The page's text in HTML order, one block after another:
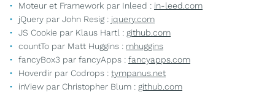
Moteur et Framework par Inleed : in-leed.com
jQuery par John Resig : jquery.com
JS Cookie par Klaus Hartl : github.com
countTo par Matt Huggins : mhuggins
fancyBox3 par fancyApps : fancyapps.com
Hoverdir par Codrops : tympanus.net
inView par Christopher Blum : github.com